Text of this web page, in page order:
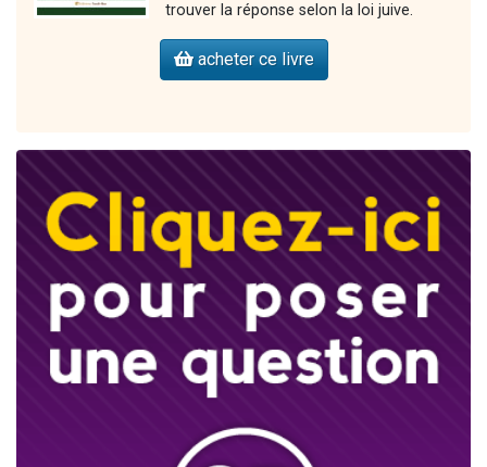
trouver la réponse selon la loi juive.
acheter ce livre